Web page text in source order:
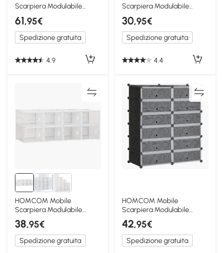
Scarpiera Modulabile
Salvaspazio 18 Cubi in
Plastica PP
61,95€
Spedizione gratuita
4.9
Scarpiera Modulabile
Salvaspazio 6 Cubi in
Acciaio e PP
30,95€
Spedizione gratuita
4.4
HOMCOM Mobile
Scarpiera Modulabile
Salvaspazio 8 Cubi in
Plastica PP
38,95€
Spedizione gratuita
HOMCOM Mobile
Scarpiera Modulabile
Salvaspazio 12 Cubi in
Acciaio e PP
42,95€
Spedizione gratuita